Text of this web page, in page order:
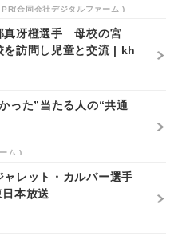
PR(合同会社デジタルファーム )
真冴橙選手 母校の宮
を訪問し児童と交流 | kh
った”当たる人の“共通
ム )
レット・カルバー選手
本放送